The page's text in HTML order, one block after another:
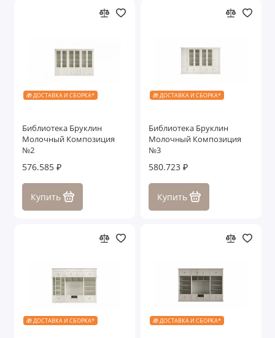
Шкафы
Мягкая мебель
Столики
Столы письменные
Зеркала
Консоли
Показать все
🎁 ДОСТАВКА И СБОРКА*
Библиотека Бруклин
Молочный Композиция
№2
576.585 ₽
Купить
🎁 ДОСТАВКА И СБОРКА*
Библиотека Бруклин
Молочный Композиция
№3
580.723 ₽
Купить
🎁 ДОСТАВКА И СБОРКА* 🎁 ДОСТАВКА И СБОРКА*